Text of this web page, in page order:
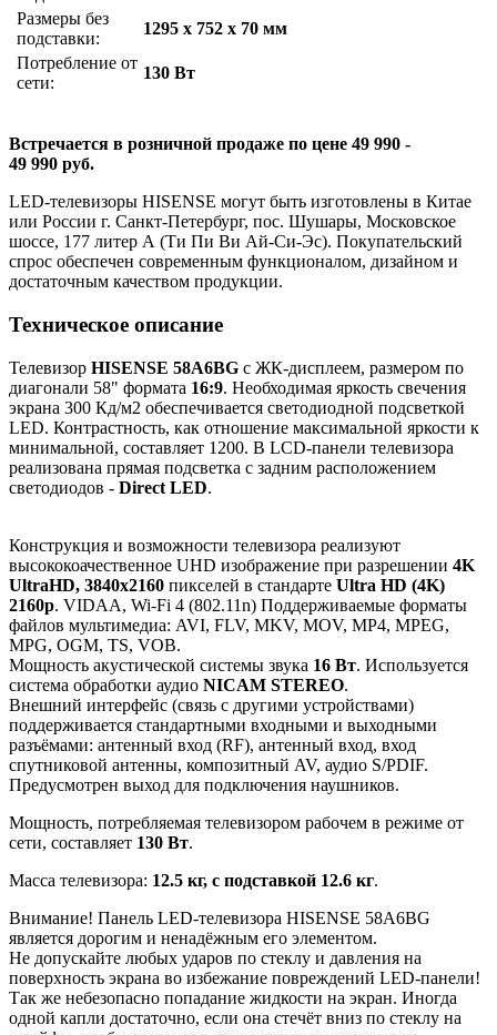
Размеры без
подставки:
1295 x 752 x 70 мм
Потребление от
сети:
130 Вт
Встречается в розничной продаже по цене 49 990 -
49 990 руб.
LED-телевизоры HISENSE могут быть изготовлены в Китае
или России г. Санкт-Петербург, пос. Шушары, Московское
шоссе, 177 литер А (Ти Пи Ви Ай-Си-Эс). Покупательский
спрос обеспечен современным функционалом, дизайном и
достаточным качеством продукции.
Техническое описание
Телевизор HISENSE 58A6BG с ЖК-дисплеем, размером по
диагонали 58" формата 16:9. Необходимая яркость свечения
экрана 300 Кд/м2 обеспечивается светодиодной подсветкой
LED. Контрастность, как отношение максимальной яркости к
минимальной, составляет 1200. В LCD-панели телевизора
реализована прямая подсветка с задним расположением
светодиодов - Direct LED.
Конструкция и возможности телевизора реализуют
высококоачественное UHD изображение при разрешении 4K
UltraHD, 3840x2160 пикселей в стандарте Ultra HD (4K)
2160p. VIDAA, Wi-Fi 4 (802.11n) Поддерживаемые форматы
файлов мультимедиа: AVI, FLV, MKV, MOV, MP4, MPEG,
MPG, OGM, TS, VOB.
Мощность акустической системы звука 16 Вт. Используется
система обработки аудио NICAM STEREO.
Внешний интерфейс (связь с другими устройствами)
поддерживается стандартными входными и выходными
разъёмами: антенный вход (RF), антенный вход, вход
спутниковой антенны, композитный AV, аудио S/PDIF.
Предусмотрен выход для подключения наушников.
Мощность, потребляемая телевизором рабочем в режиме от
сети, составляет 130 Вт.
Масса телевизора: 12.5 кг, с подставкой 12.6 кг.
Внимание! Панель LED-телевизора HISENSE 58A6BG
является дорогим и ненадёжным его элементом.
Не допускайте любых ударов по стеклу и давления на
поверхность экрана во избежание повреждений LED-панели!
Так же небезопасно попадание жидкости на экран. Иногда
одной капли достаточно, если она стечёт вниз по стеклу на